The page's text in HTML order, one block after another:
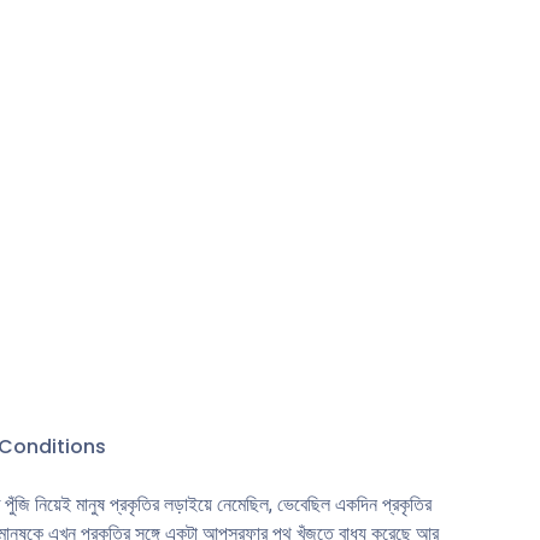
তাঁর
তাঁর
মানুষ প্রকৃতির লড়াইয়ে নেমেছিল, ভেবেছিল একদিন প্রকৃতির
এখন প্রকৃতির সঙ্গে একটা আপসরফার পথ খুঁজতে বাধ্য করেছে আর